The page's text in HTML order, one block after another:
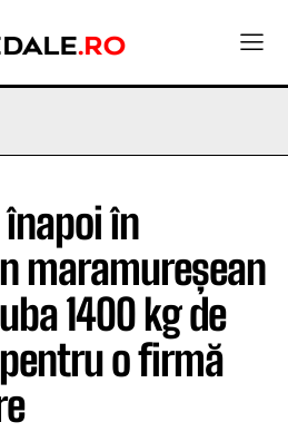
înapoi în
maramureșean
1400 kg de
o firmă